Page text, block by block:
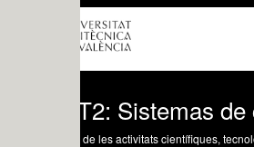
Sistemas de
les activitats científiques, tecnològiques i